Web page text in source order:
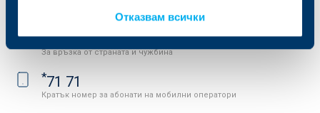
Отказвам всички
Свържете се с нас
+3592 483 17 17
За връзка от страната и чужбина
*71 71
Кратък номер за абонати на мобилни оператори